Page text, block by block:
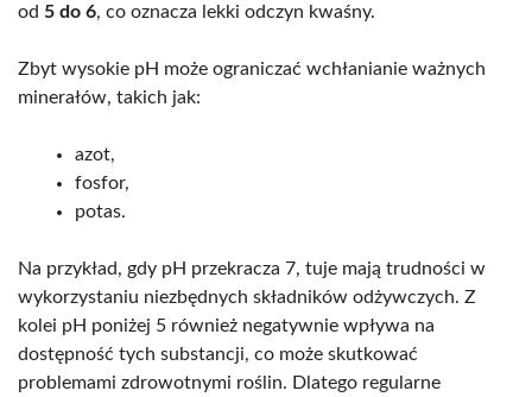
od 5 do 6, co oznacza lekki odczyn kwaśny.
Zbyt wysokie pH może ograniczać wchłanianie ważnych
minerałów, takich jak:
azot,
fosfor,
potas.
Na przykład, gdy pH przekracza 7, tuje mają trudności w
wykorzystaniu niezbędnych składników odżywczych. Z
kolei pH poniżej 5 również negatywnie wpływa na
dostępność tych substancji, co może skutkować
problemami zdrowotnymi roślin. Dlatego regularne